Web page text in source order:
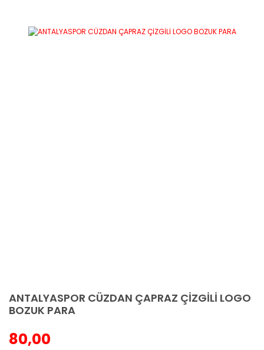
ANTALYASPOR CÜZDAN ÇAPRAZ ÇİZGİLİ LOGO
BOZUK PARA
80,00